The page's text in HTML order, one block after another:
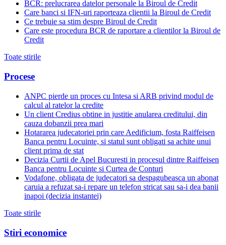
BCR: prelucrarea datelor personale la Biroul de Credit
Care banci si IFN-uri raporteaza clientii la Biroul de Credit
Ce trebuie sa stim despre Biroul de Credit
Care este procedura BCR de raportare a clientilor la Biroul de
Credit
Toate stirile
Procese
ANPC pierde un proces cu Intesa si ARB privind modul de
calcul al ratelor la credite
Un client Credius obtine in justitie anularea creditului, din
cauza dobanzii prea mari
Hotararea judecatoriei prin care Aedificium, fosta Raiffeisen
Banca pentru Locuinte, si statul sunt obligati sa achite unui
client prima de stat
Decizia Curtii de Apel Bucuresti in procesul dintre Raiffeisen
Banca pentru Locuinte si Curtea de Conturi
Vodafone, obligata de judecatori sa despagubeasca un abonat
caruia a refuzat sa-i repare un telefon stricat sau sa-i dea banii
inapoi (decizia instantei)
Toate stirile
Stiri economice